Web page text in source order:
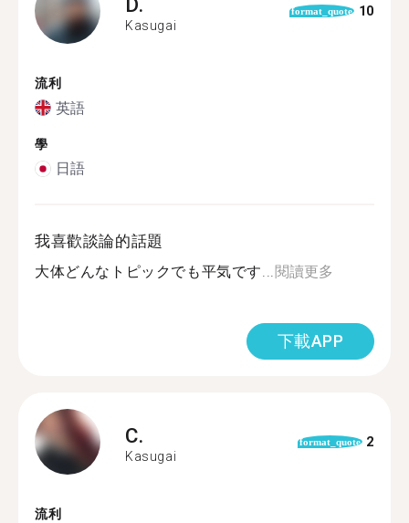
Kasugai
format_quote 10
流利
英語
學
日語
我喜歡談論的話題
大体どんなトピックでも平気です...閱讀更多
下載APP
C.
Kasugai
format_quote 2
流利